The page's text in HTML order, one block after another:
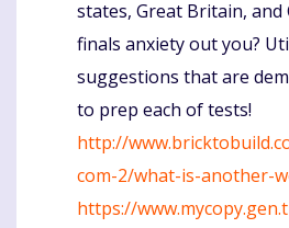
states, Great Britain, and
finals anxiety out you?
suggestions that are
to prep each of tests!
http://
com-2/what-is-another-
https://